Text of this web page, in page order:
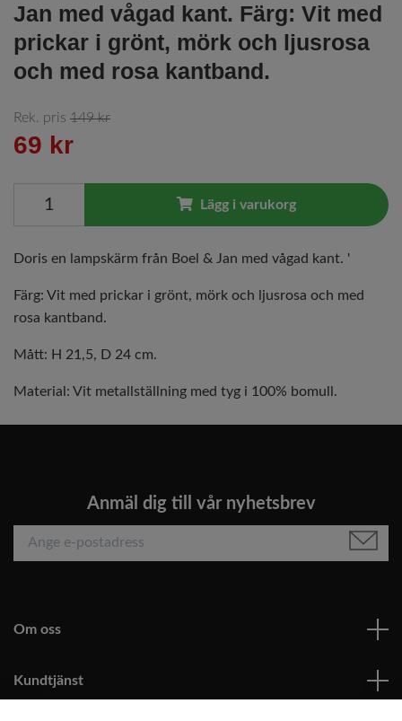
Jan med vågad kant. Färg: Vit med
prickar i grönt, mörk och ljusrosa
och med rosa kantband.
Rek. pris 149 kr
69 kr
Lägg i varukorg
Doris en lampskärm från Boel & Jan med vågad kant. '
Färg: Vit med prickar i grönt, mörk och ljusrosa och med
rosa kantband.
Mått: H 21,5, D 24 cm.
Material: Vit metallställning med tyg i 100% bomull.
Anmäl dig till vår nyhetsbrev
Om oss
Kundtjänst